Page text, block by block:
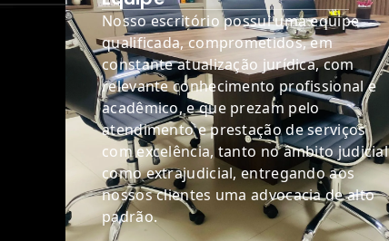
Nosso escritório possui uma equipe
qualificada, comprometidos, em
constante atualização jurídica, com
relevante conhecimento profissional e
acadêmico, e que prezam pelo
atendimento e prestação de serviços
com excelência, tanto no âmbito judicial
como extrajudicial, entregando aos
nossos clientes uma advocacia de alto
padrão.